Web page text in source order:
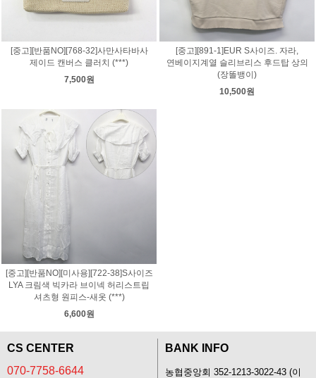
[중고][반품NO][768-32]사만사타바사
제이드 캔버스 클러치 (***)
7,500원
[중고][891-1]EUR S사이즈. 자라,
연베이지계열 슬리브리스 후드탑 상의
(장똘뱅이)
10,500원
[중고][반품NO][미사용][722-38]S사이즈
LYA 크림색 빅카라 브이넥 허리스트립
셔츠형 원피스-새옷 (***)
6,600원
CS CENTER
070-7758-6644
BANK INFO
농협중앙회 352-1213-3022-43 (이